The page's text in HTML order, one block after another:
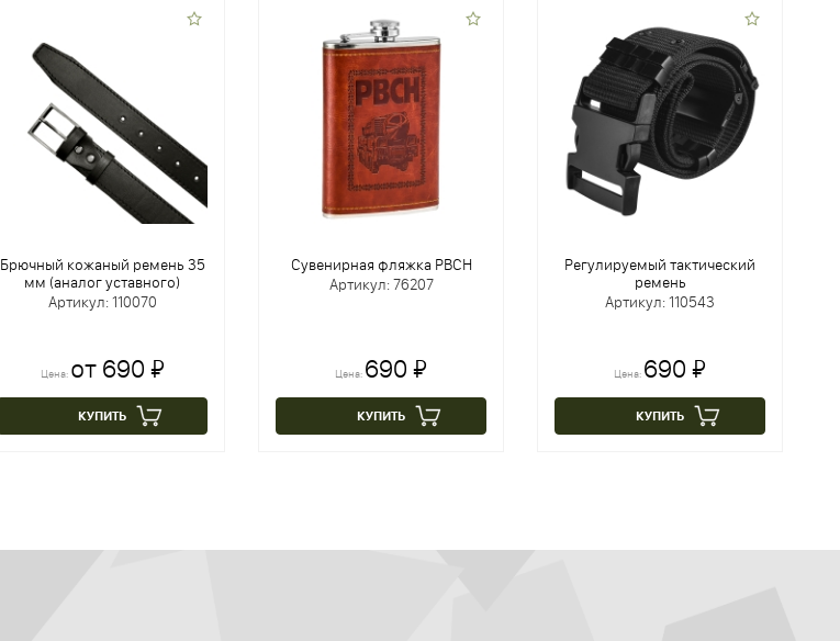
Брючный кожаный ремень 35
мм (аналог уставного)
Артикул: 110070
Цена: от 690 ₽
КУПИТЬ
Сувенирная фляжка РВСН
Артикул: 76207
Цена: 690 ₽
КУПИТЬ
Регулируемый тактический
ремень
Артикул: 110543
Цена: 690 ₽
КУПИТЬ